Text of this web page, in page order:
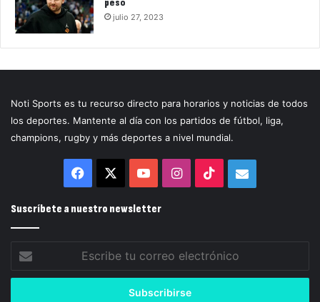
julio 27, 2023
Noti Sports es tu recurso directo para horarios y noticias de todos
los deportes. Mantente al día con los partidos de fútbol, liga,
champions, rugby y más deportes a nivel mundial.
Facebook YouTubeInstagram
TikTokCorreo
Suscríbete a nuestro newsletter
correo